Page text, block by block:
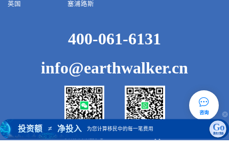
英国
塞浦路斯
400-061-6131
info@earthwalker.cn
微信客服号
咨询
投资额 ≠ 净投入 为您计算移民中的每一笔费用 Go
费用计算器